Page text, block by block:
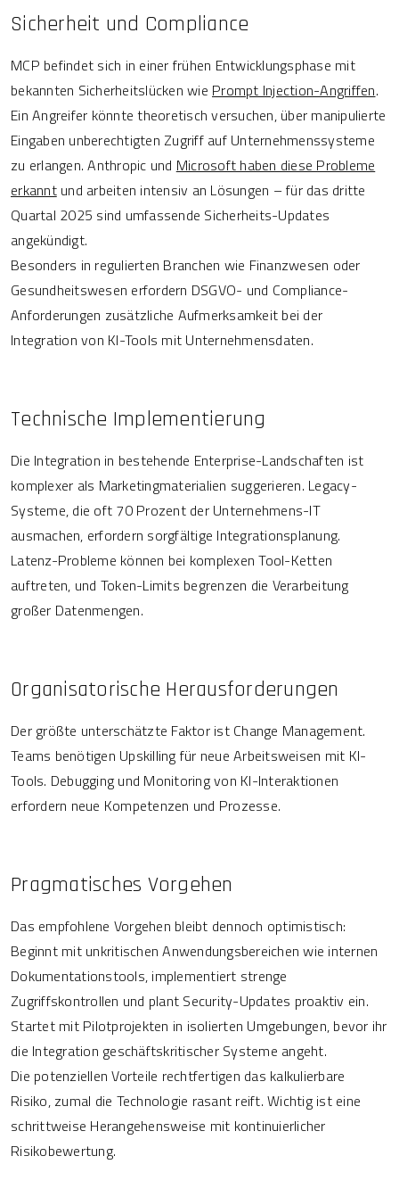
Sicherheit und Compliance
MCP befindet sich in einer frühen Entwicklungsphase mit
bekannten Sicherheitslücken wie Prompt Injection-Angriffen.
Ein Angreifer könnte theoretisch versuchen, über manipulierte
Eingaben unberechtigten Zugriff auf Unternehmenssysteme
zu erlangen. Anthropic und Microsoft haben diese Probleme
erkanntund arbeiten intensiv an Lösungen – für das dritte
Quartal 2025 sind umfassende Sicherheits-Updates
angekündigt.
Besonders in regulierten Branchen wie Finanzwesen oder
Gesundheitswesen erfordern DSGVO- und Compliance-
Anforderungen zusätzliche Aufmerksamkeit bei der
Integration von KI-Tools mit Unternehmensdaten.
Technische Implementierung
Die Integration in bestehende Enterprise-Landschaften ist
komplexer als Marketingmaterialien suggerieren. Legacy-
Systeme, die oft 70 Prozent der Unternehmens-IT
ausmachen, erfordern sorgfältige Integrationsplanung.
Latenz-Probleme können bei komplexen Tool-Ketten
auftreten, und Token-Limits begrenzen die Verarbeitung
großer Datenmengen.
Organisatorische Herausforderungen
Der größte unterschätzte Faktor ist Change Management.
Teams benötigen Upskilling für neue Arbeitsweisen mit KI-
Tools. Debugging und Monitoring von KI-Interaktionen
erfordern neue Kompetenzen und Prozesse.
Pragmatisches Vorgehen
Das empfohlene Vorgehen bleibt dennoch optimistisch:
Beginnt mit unkritischen Anwendungsbereichen wie internen
Dokumentationstools, implementiert strenge
Zugriffskontrollen und plant Security-Updates proaktiv ein.
Startet mit Pilotprojekten in isolierten Umgebungen, bevor ihr
die Integration geschäftskritischer Systeme angeht.
Die potenziellen Vorteile rechtfertigen das kalkulierbare
Risiko, zumal die Technologie rasant reift. Wichtig ist eine
schrittweise Herangehensweise mit kontinuierlicher
Risikobewertung.